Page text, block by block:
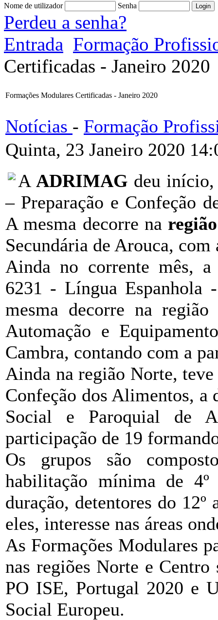
Nome de utilizador Senha
Perdeu a senha?
Entrada Formação
Certificadas - Janeiro 2020
Formações Modulares Certificadas - Janeiro 2020
Notícias - Formação
Quinta, 23 Janeiro 2020
A ADRIMAG deu
– Preparação e Confeção
A mesma decorre na
Secundária de Arouca,
Ainda no corrente mês,
6231 - Língua Espanhola
mesma decorre na
Automação e
Cambra, contando com a
Ainda na região Norte,
Confeção dos Alimentos, a
Social e Paroquial de
participação de 19
Os grupos são
habilitação mínima de 4º
duração, detentores do
eles, interesse nas áreas
As Formações Modulares
nas regiões Norte e
PO ISE, Portugal 2020 e
Social Europeu.